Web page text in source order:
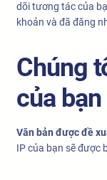
dõi tương tác của
khoản và đã đăng
Chúng
của
Văn bản được đề
IP của bạn sẽ được